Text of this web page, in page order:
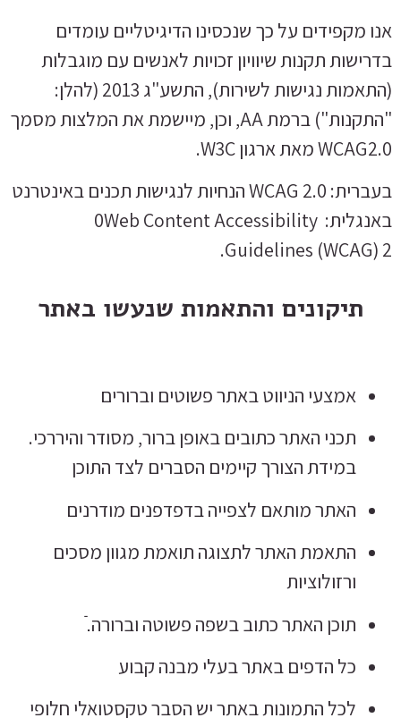
אנו מקפידים על כך שנכסינו הדיגיטליים עומדים
בדרישות תקנות שיוויון זכויות לאנשים עם מוגבלות
(התאמות נגישות לשירות), התשע"ג 2013 (להלן:
"התקנות") ברמת AA, וכן, מיישמת את המלצות מסמך
WCAG2.0 מאת ארגון W3C.
בעברית: WCAG 2.0 הנחיות לנגישות תכנים באינטרנט
באנגלית: 0Web Content Accessibility
Guidelines (WCAG) 2.
תיקונים והתאמות שנעשו באתר
אמצעי הניווט באתר פשוטים וברורים
תכני האתר כתובים באופן ברור, מסודר והיררכי.
במידת הצורך קיימים הסברים לצד התוכן
האתר מותאם לצפייה בדפדפנים מודרנים
התאמת האתר לתצוגה תואמת מגוון מסכים
ורזולוציות
תוכן האתר כתוב בשפה פשוטה וברורה.ֿ
כל הדפים באתר בעלי מבנה קבוע
לכל התמונות באתר יש הסבר טקסטואלי חלופי